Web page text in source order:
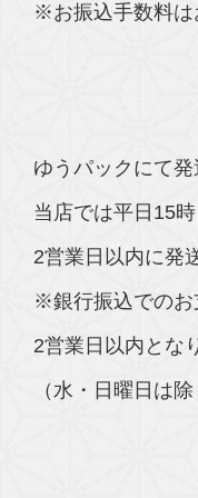
※お振込手数料は
ゆうパックにて発
当店では平日15
2営業日以内に発
※銀行振込でのお
2営業日以内とな
（水・日曜日は除